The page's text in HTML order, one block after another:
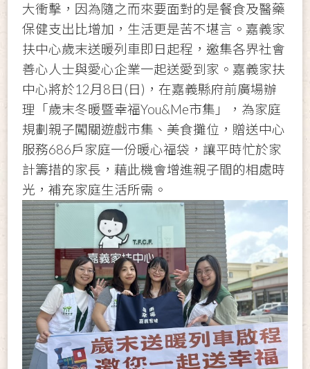
大衝擊，因為隨之而來要面對的是餐食及醫藥
保健支出比增加，生活更是苦不堪言。嘉義家
扶中心歲末送暖列車即日起程，邀集各界社會
善心人士與愛心企業一起送愛到家。嘉義家扶
中心將於12月8日(日)，在嘉義縣府前廣場辦
理「歲末冬暖暨幸福You&Me市集」，為家庭
規劃親子闖關遊戲市集、美食攤位，贈送中心
服務686戶家庭一份暖心福袋，讓平時忙於家
計籌措的家長，藉此機會增進親子間的相處時
光，補充家庭生活所需。